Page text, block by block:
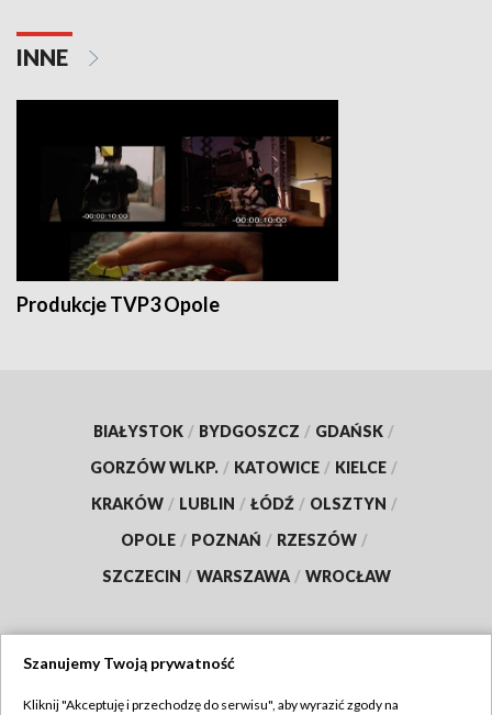
INNE
Produkcje TVP3 Opole
BIAŁYSTOK / BYDGOSZCZ / GDAŃSK /
GORZÓW WLKP. / KATOWICE / KIELCE /
KRAKÓW / LUBLIN / ŁÓDŹ / OLSZTYN /
OPOLE / POZNAŃ / RZESZÓW /
SZCZECIN / WARSZAWA / WROCŁAW
Szanujemy Twoją prywatność
Kliknij "Akceptuję i przechodzę do serwisu", aby wyrazić zgody na